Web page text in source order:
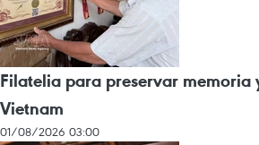
Filatelia para preservar memoria
Vietnam
01/08/2026 03:00